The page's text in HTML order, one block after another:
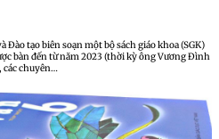
Đào tạo biên soạn một bộ sách giáo khoa (SGK)
bàn đến từ năm 2023 (thời kỳ ông Vương Đình
các chuyên…